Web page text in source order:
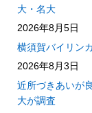
大・名大
2026年8月5日
横須賀バイリン
2026年8月3日
近所づきあいが
大が調査